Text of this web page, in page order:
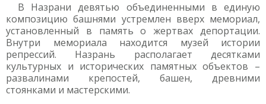
В Назрани девятью объединенными в единую
композицию башнями устремлен вверх мемориал,
установленный в память о жертвах депортации.
Внутри мемориала находится музей истории
репрессий. Назрань располагает десятками
культурных и исторических памятных объектов –
развалинами крепостей, башен, древними
стоянками и мастерскими.